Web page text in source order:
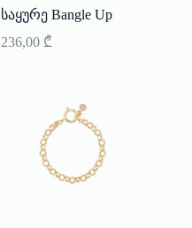
საყურე Bangle Up
236,00 ₾